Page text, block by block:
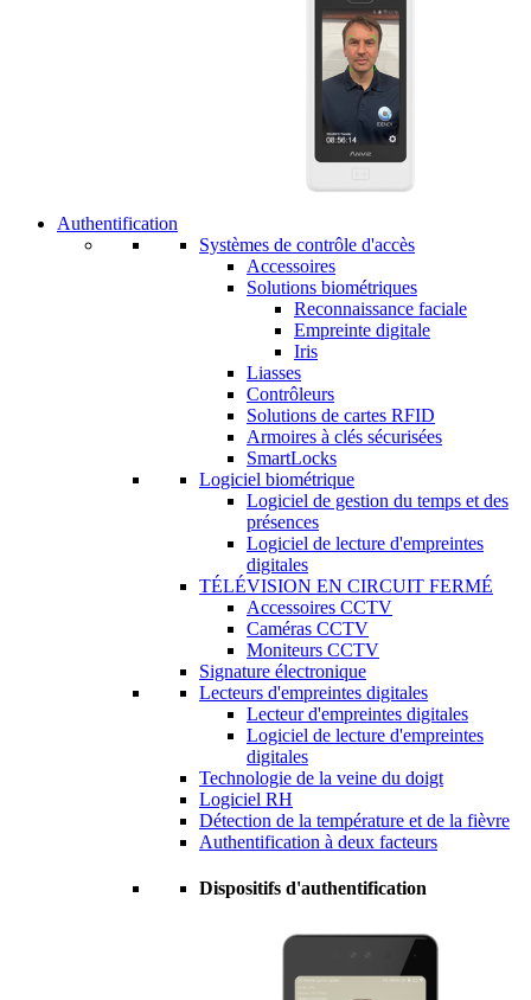
Authentification
Systèmes de contrôle d'accès
Accessoires
Solutions biométriques
Reconnaissance faciale
Empreinte digitale
Iris
Liasses
Contrôleurs
Solutions de cartes RFID
Armoires à clés sécurisées
SmartLocks
Logiciel biométrique
Logiciel de gestion du temps et des
présences
Logiciel de lecture d'empreintes
digitales
TÉLÉVISION EN CIRCUIT FERMÉ
Accessoires CCTV
Caméras CCTV
Moniteurs CCTV
Signature électronique
Lecteurs d'empreintes digitales
Lecteur d'empreintes digitales
Logiciel de lecture d'empreintes
digitales
Technologie de la veine du doigt
Logiciel RH
Détection de la température et de la fièvre
Authentification à deux facteurs
Dispositifs d'authentification